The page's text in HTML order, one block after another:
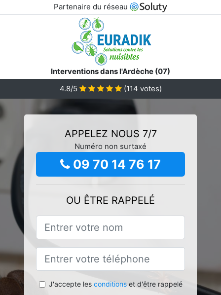
Partenaire du réseau
Interventions dans l'Ardèche (07)
4.8/5
(114 votes)
APPELEZ NOUS 7/7
Numéro non surtaxé
09 70 14 76 17
OU ÊTRE RAPPELÉ
J'accepte les conditionset d'être rappelé